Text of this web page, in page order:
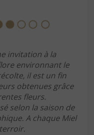
invitation à la
environnant le
il est un fin
obtenues grâce
fleurs.
selon la saison de
A chaque Miel